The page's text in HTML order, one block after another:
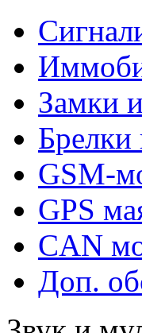
Замки
GSM-
GPS
CAN
Доп.